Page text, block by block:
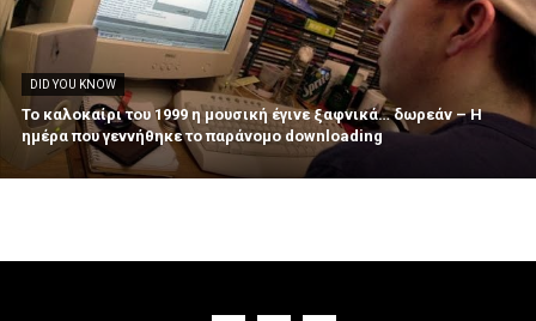
DID YOU KNOW
Το καλοκαίρι του 1999 η μουσική έγινε ξαφνικά… δωρεάν – Η
ημέρα που γεννήθηκε το παράνομο downloading